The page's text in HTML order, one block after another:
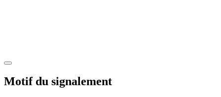
Motif du signalement